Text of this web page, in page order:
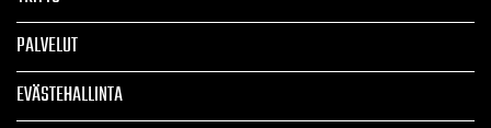
PALVELUT
EVÄSTEHALLINTA